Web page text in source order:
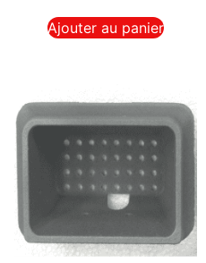
Ajouter au panier